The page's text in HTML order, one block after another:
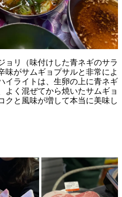
ョリ（味付けした青ネギのサラ
味がサムギョプサルと非常によ
イライトは、生卵の上に青ネギ
よく混ぜてから焼いたサムギョ
クと風味が増して本当に美味し